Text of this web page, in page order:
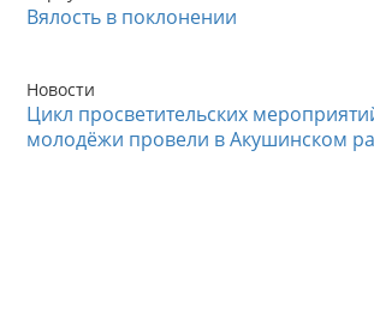
Вялость в поклонении
Новости
Цикл просветительских
молодёжи провели в Акушинском